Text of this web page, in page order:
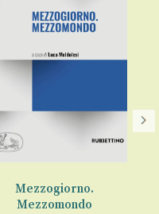
Mezzogiorno.
Mezzomondo